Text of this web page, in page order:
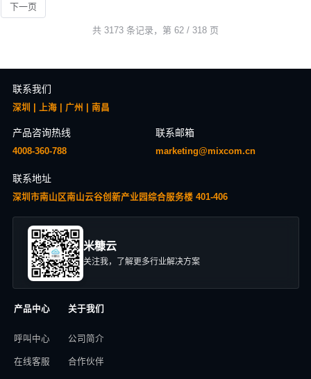
下一页
共 3173 条记录，第 62 / 318 页
联系我们
深圳 | 上海 | 广州 | 南昌
产品咨询热线
4008-360-788
联系邮箱
marketing@mixcom.cn
联系地址
深圳市南山区南山云谷创新产业园综合服务楼 401-406
米糠云
关注我，了解更多行业解决方案
产品中心
呼叫中心
在线客服
关于我们
公司简介
合作伙伴